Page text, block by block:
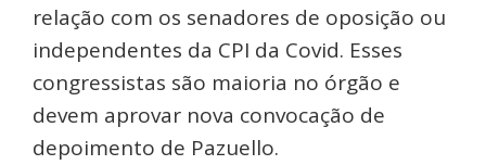
relação com os senadores de oposição ou
independentes da CPI da Covid. Esses
congressistas são maioria no órgão e
devem aprovar nova convocação de
depoimento de Pazuello.